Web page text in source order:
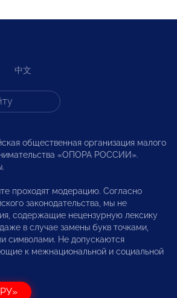
中文
общественная организация малого
«ОПОРА РОССИИ».
проходят модерацию. Согласно
законодательства, мы не
содержащие нецензурную лексику
в случае замены букв точками,
символами. Не допускаются
к межнациональной и социальной